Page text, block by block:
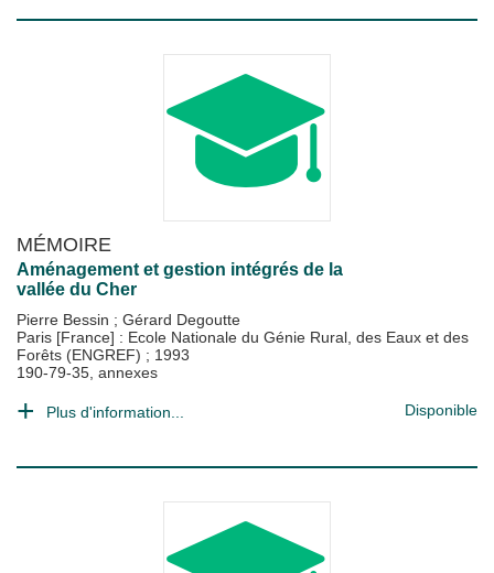
MÉMOIRE
Aménagement et gestion intégrés de la
vallée du Cher
Pierre Bessin ; Gérard Degoutte
Paris [France] : Ecole Nationale du Génie Rural, des Eaux et des
Forêts (ENGREF) ; 1993
190-79-35, annexes
Plus d'information... Disponible